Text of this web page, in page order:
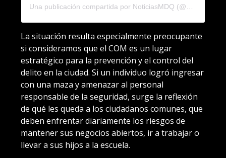
La situación resulta especialmente preocupante
si consideramos que el COM es un lugar
estratégico para la prevención y el control del
delito en la ciudad. Si un individuo logró ingresar
con una maza y amenazar al personal
responsable de la seguridad, surge la reflexión
de qué les queda a los ciudadanos comunes, que
deben enfrentar diariamente los riesgos de
mantener sus negocios abiertos, ir a trabajar o
llevar a sus hijos a la escuela.